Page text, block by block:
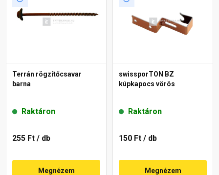
Terrán rögzítőcsavar
barna
Raktáron
255 Ft / db
Megnézem
swissporTON BZ
kúpkapocs vörös
Raktáron
150 Ft / db
Megnézem